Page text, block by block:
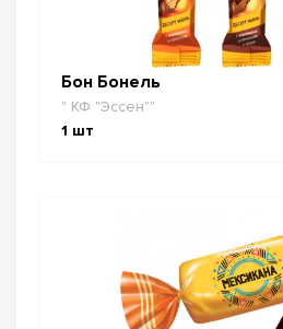
Бон Бонель
" КФ "Эссен""
1 шт